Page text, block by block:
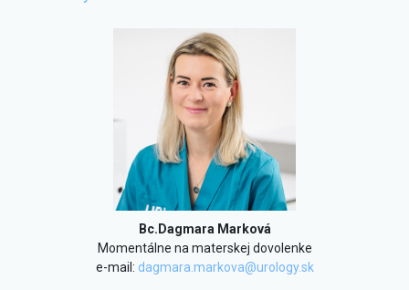
Bc.Dagmara Marková
Momentálne na materskej dovolenke
e-mail: dagmara.markova@urology.sk